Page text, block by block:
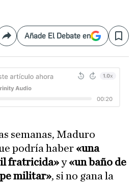
CompartirAñade El Debate en Save
semanas, Maduro
podría haber «una
fratricida»y«un baño de
militar», si no gana la